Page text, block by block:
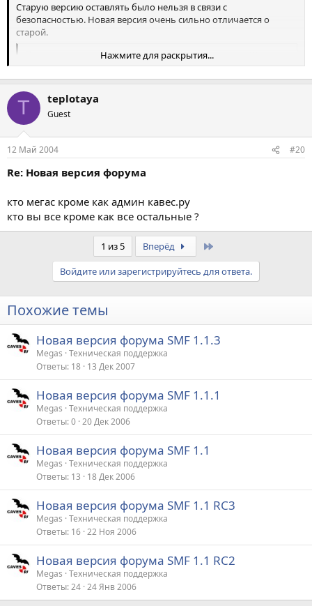
Старую версию оставлять было нельзя в связи с
безопасностью. Новая версия очень сильно отличается о
старой.
Путь по дереву теперь не ссылки - это не есть гуд =(((
Нажмите для раскрытия...
Не совсем понятно куда по этому дереву перемещаться, кроме
как на начальную страницу. Для этого можно пользоваться
ссылкой - "На главную".
Лаги с раазмером шрифтов постоянные.
Можно более подробно....
Зашел в профайл и меня оттуда выкинуло
+ язык скаканул с русского на английский.
Нажмите для раскрытия...
Язык в этой версии меняется в профиле:
Профиль->Настройки форума->Настройки аккаунта->Язык
Нажмите для раскрытия...
T teplotaya
Guest
12 Май 2004 #20
Re: Новая версия форума
кто мегас кроме как админ кавес.ру
кто вы все кроме как все остальные ?
1 из 5 Вперёд
Войдите или зарегистрируйтесь для ответа.
Похожие темы
Новая версия форума SMF 1.1.3
Megas Техническая поддержка
Ответы 18 13 Дек 2007
Новая версия форума SMF 1.1.1
Megas Техническая поддержка
Ответы 0 20 Дек 2006
Новая версия форума SMF 1.1
Megas Техническая поддержка
Ответы 13 18 Дек 2006
Новая версия форума SMF 1.1 RC3
Megas Техническая поддержка
Ответы 16 22 Ноя 2006
Новая версия форума SMF 1.1 RC2
Megas Техническая поддержка
Ответы 24 24 Янв 2006